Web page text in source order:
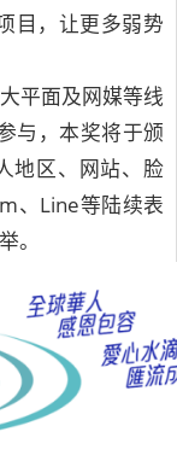
目，让更多弱势
平面及网媒等线
与，本奖将于颁
地区、网站、脸
、Line等陆续表
。